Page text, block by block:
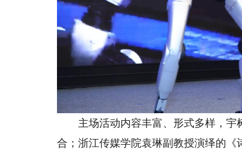
主场活动内容丰富、形式多样，宇
合；浙江传媒学院袁琳副教授演绎的